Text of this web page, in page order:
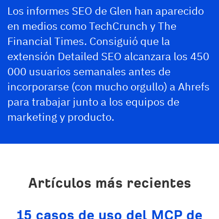
Los informes SEO de Glen han aparecido
en medios como TechCrunch y The
Financial Times. Consiguió que la
extensión Detailed SEO alcanzara los 450
000 usuarios semanales antes de
incorporarse (con mucho orgullo) a Ahrefs
para trabajar junto a los equipos de
marketing y producto.
Artículos más recientes
15 casos de uso del MCP de